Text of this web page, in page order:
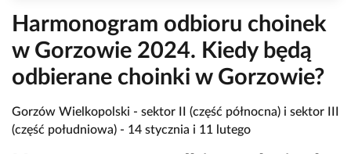
Harmonogram odbioru choinek
w Gorzowie 2024. Kiedy będą
odbierane choinki w Gorzowie?
Gorzów Wielkopolski - sektor II (część północna) i sektor III
(część południowa) - 14 stycznia i 11 lutego